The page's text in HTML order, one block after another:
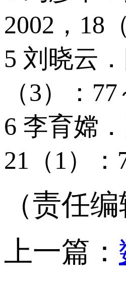
2002，18
5 刘晓云
（3）：
6 李育嫦
21（1）：
（责任
上一篇：